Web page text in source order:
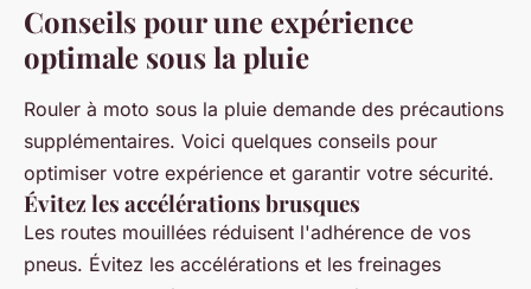
Conseils pour une expérience
optimale sous la pluie
Rouler à moto sous la pluie demande des précautions
supplémentaires. Voici quelques conseils pour
optimiser votre expérience et garantir votre sécurité.
Évitez les accélérations brusques
Les routes mouillées réduisent l'adhérence de vos
pneus. Évitez les accélérations et les freinages